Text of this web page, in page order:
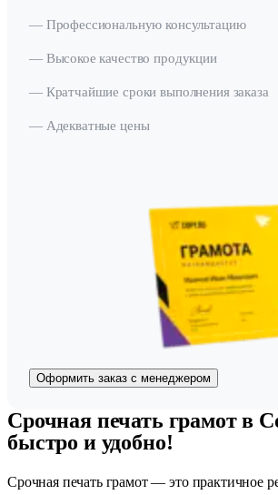
— Профессиональную консультацию
— Высокое качество продукции
— Кратчайшие сроки выполнения заказа
— Адекватные цены
Оформить заказ с менеджером
Срочная печать грамот в
быстро и удобно!
Срочная печать грамот — это практичное